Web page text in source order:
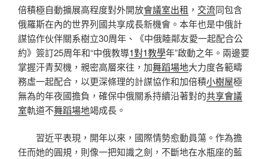
倍積極自動擴展高程度對外開放會議室出租 ， 交流同包含
俄羅斯在內的世界列國共享成長新機會。本年也是中俄計
謀協作伙伴關系樹立30周年、《中俄睦鄰友愛一起配合公
約》簽訂25周年和“中俄教導1對1教學年”啟動之年。兩邊要
掌握汗青契機，親密高層來往，加舞蹈場地大力度各範疇
務虛一起配合，以更深條理的計謀協作和加倍積小樹屋極
無為的年夜國擔負，確保中俄關系持續沿著對的共享會議
室軌道不舞蹈場地竭成長。
習近平表現，開年以來，國際情勢愈動員蕩。作為擔
任而她的圓規，則像一把知識之劍，不斷地在水瓶座的藍